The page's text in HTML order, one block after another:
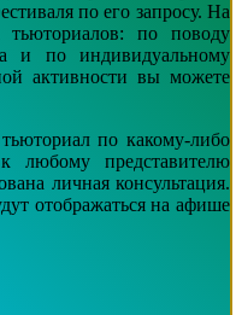
по его запросу. На
тьюториалов: по поводу
и по индивидуальному
активности вы можете
по какому-либо
любому представителю
личная консультация.
отображаться на афише